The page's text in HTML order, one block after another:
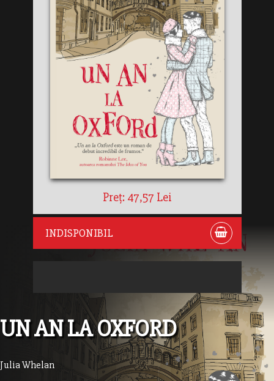
Preț: 47,57 Lei
INDISPONIBIL
UN AN LA OXFORD
Julia Whelan